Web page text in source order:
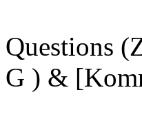
Questions
G ) &